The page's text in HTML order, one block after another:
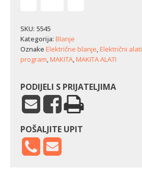
KP0810
količina
SKU: 5545
Kategorija: Blanje
Oznake Električne blanje,Električni alati
program,MAKITA,MAKITA ALATI
PODIJELI S PRIJATELJIMA
POŠALJITE UPIT